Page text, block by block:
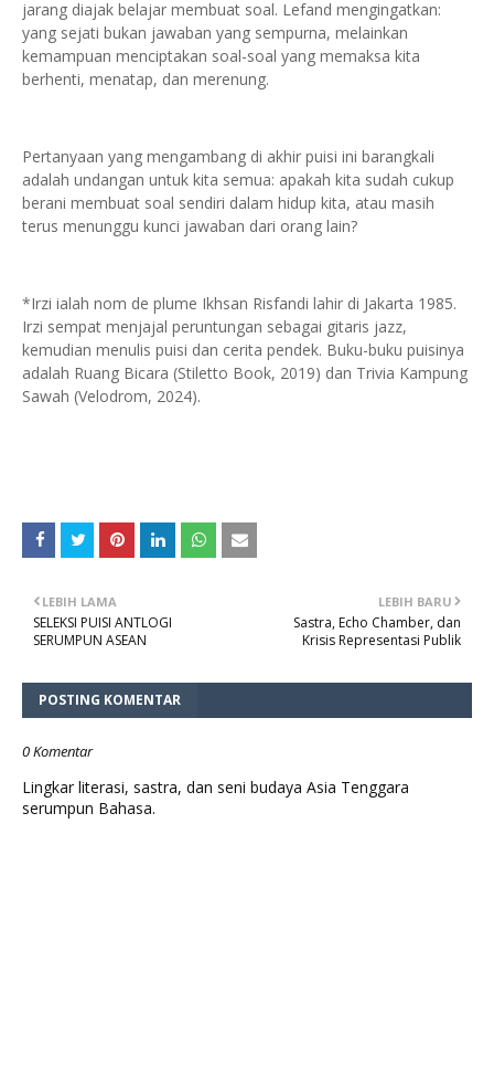
jarang diajak belajar membuat soal. Lefand mengingatkan:
yang sejati bukan jawaban yang sempurna, melainkan
kemampuan menciptakan soal-soal yang memaksa kita
berhenti, menatap, dan merenung.
Pertanyaan yang mengambang di akhir puisi ini barangkali
adalah undangan untuk kita semua: apakah kita sudah cukup
berani membuat soal sendiri dalam hidup kita, atau masih
terus menunggu kunci jawaban dari orang lain?
*Irzi ialah nom de plume Ikhsan Risfandi lahir di Jakarta 1985.
Irzi sempat menjajal peruntungan sebagai gitaris jazz,
kemudian menulis puisi dan cerita pendek. Buku-buku puisinya
adalah Ruang Bicara (Stiletto Book, 2019) dan Trivia Kampung
Sawah (Velodrom, 2024).
LEBIH BARU
Sastra, Echo Chamber, dan
Krisis Representasi Publik
LEBIH LAMA
SELEKSI PUISI ANTLOGI
SERUMPUN ASEAN
POSTING KOMENTAR
0 Komentar
Lingkar literasi, sastra, dan seni budaya Asia Tenggara
serumpun Bahasa.